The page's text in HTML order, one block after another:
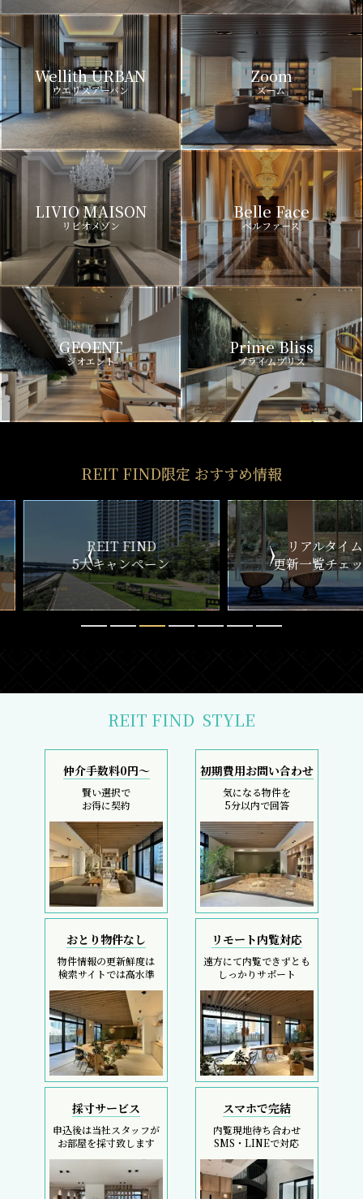
Wellith URBAN
ウエリスアーバン
Zoom
ズーム
LIVIO MAISON
リビオメゾン
Belle Face
ベルファース
GEOENT
ジオエント
Prime Bliss
プライムブリス
REIT FIND限定 おすすめ情報
ン
リアルタイム
更新一覧チェック
新
REIT FIND STYLE
仲介手数料0円～
賢い選択で
お得に契約
初期費用お問い合わせ
気になる物件を
5分以内で回答
おとり物件なし
物件情報の更新鮮度は
検索サイトでは高水準
リモート内覧対応
遠方にて内覧できずとも
しっかりサポート
採寸サービス
申込後は当社スタッフが
お部屋を採寸致します
スマホで完結
内覧現地待ち合わせ
SMS・LINEで対応